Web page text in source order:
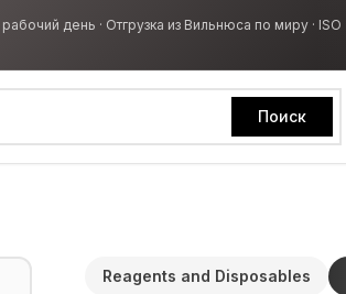
рабочий день · Отгрузка из Вильнюса по миру · ISO
Поиск
Reagents and Disposables